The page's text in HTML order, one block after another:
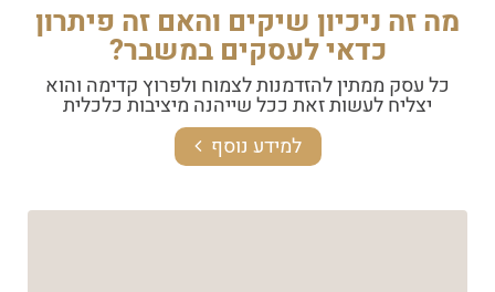
מה זה ניכיון שיקים והאם זה פיתרון
כדאי לעסקים במשבר?
כל עסק ממתין להזדמנות לצמוח ולפרוץ קדימה והוא
יצליח לעשות זאת ככל שייהנה מיציבות כלכלית
למידע נוסף